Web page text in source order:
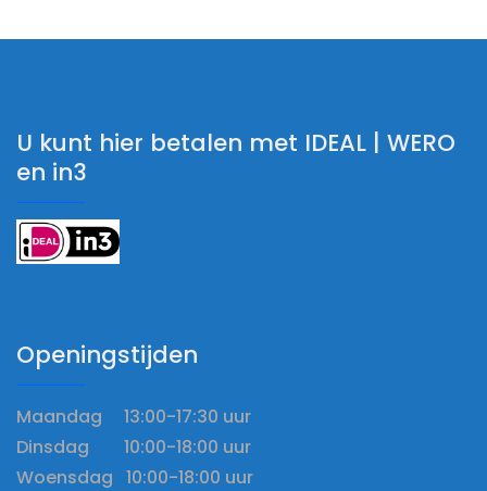
U kunt hier betalen met IDEAL | WERO
en in3
Openingstijden
Maandag 13:00-17:30 uur
Dinsdag 10:00-18:00 uur
Woensdag 10:00-18:00 uur